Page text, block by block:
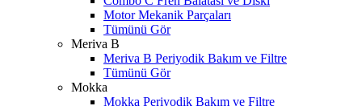
Motor Mekanik Parçaları
Tümünü Gör
Meriva B
Meriva B Periyodik Bakım ve Filtre
Tümünü Gör
Mokka
Mokka Periyodik Bakım ve Filtre